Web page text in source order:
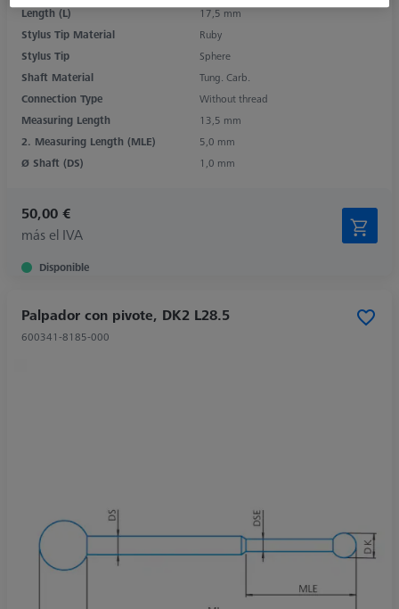
Length (L)
17,5 mm
Stylus Tip Material
Ruby
Stylus Tip
Sphere
Shaft Material
Tung. Carb.
Connection Type
Without thread
Measuring Length
13,5 mm
2. Measuring Length (MLE)
5,0 mm
Ø Shaft (DS)
1,0 mm
50,00 €
más el IVA
Disponible
Palpador con pivote, DK2 L28.5
600341-8185-000